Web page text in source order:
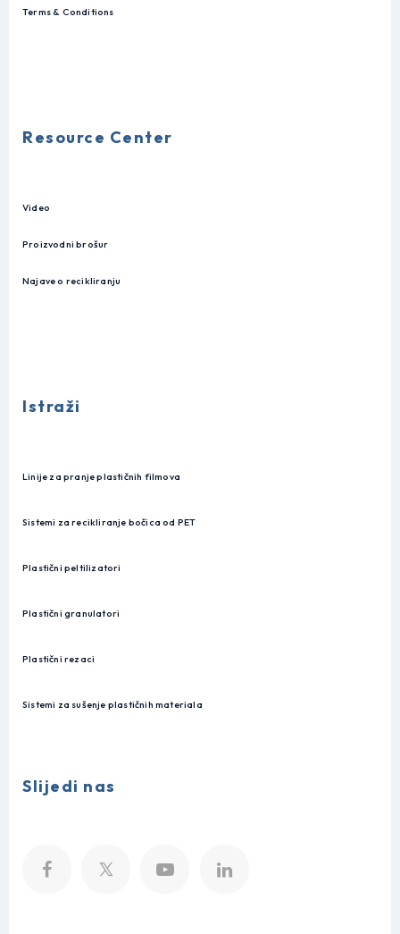
Terms & Conditions
Resource Center
Video
Proizvodni brošur
Najave o recikliranju
Istraži
Linije za pranje plastičnih filmova
Sistemi za recikliranje bočica od PET
Plastični peltilizatori
Plastični granulatori
Plastični rezaci
Sistemi za sušenje plastičnih materiala
Slijedi nas